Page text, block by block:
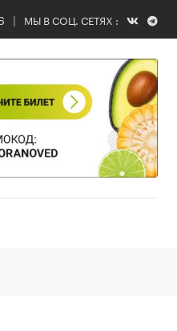
МЫ В СОЦ. СЕТЯХ :